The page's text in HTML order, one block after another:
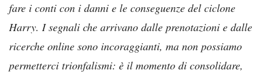
fare i conti con i danni e le conseguenze del ciclone
Harry. I segnali che arrivano dalle prenotazioni e dalle
ricerche online sono incoraggianti, ma non possiamo
permetterci trionfalismi: è il momento di consolidare,